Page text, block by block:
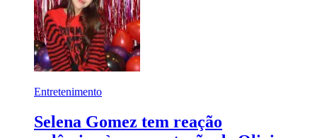
Entretenimento
Selena Gomez tem reação